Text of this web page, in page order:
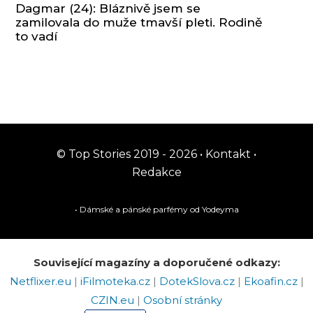
Dagmar (24): Bláznivě jsem se
zamilovala do muže tmavší pleti. Rodině
to vadí
© Top Stories 2019 - 2026 • Kontakt •
Redakce
• Dámské a pánské parfémyod Yodeyma
Související magazíny a doporučené odkazy:
Netflixer.eu | iFilmoteka.cz | DotekSlova.cz | Ekoafin.cz |
CZIN.eu | Osobní stránky